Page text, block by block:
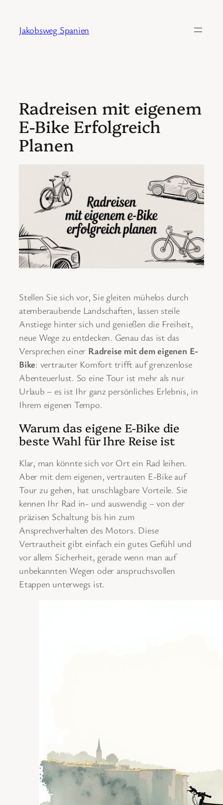
springen
Jakobsweg Spanien
Radreisen mit eigenem
E-Bike Erfolgreich
Planen
Stellen Sie sich vor, Sie gleiten mühelos durch
atemberaubende Landschaften, lassen steile
Anstiege hinter sich und genießen die Freiheit,
neue Wege zu entdecken. Genau das ist das
Versprechen einer Radreise mit dem eigenen E-
Bike: vertrauter Komfort trifft auf grenzenlose
Abenteuerlust. So eine Tour ist mehr als nur
Urlaub – es ist Ihr ganz persönliches Erlebnis, in
Ihrem eigenen Tempo.
Warum das eigene E-Bike die
beste Wahl für Ihre Reise ist
Klar, man könnte sich vor Ort ein Rad leihen.
Aber mit dem eigenen, vertrauten E-Bike auf
Tour zu gehen, hat unschlagbare Vorteile. Sie
kennen Ihr Rad in- und auswendig – von der
präzisen Schaltung bis hin zum
Ansprechverhalten des Motors. Diese
Vertrautheit gibt einfach ein gutes Gefühl und
vor allem Sicherheit, gerade wenn man auf
unbekannten Wegen oder anspruchsvollen
Etappen unterwegs ist.